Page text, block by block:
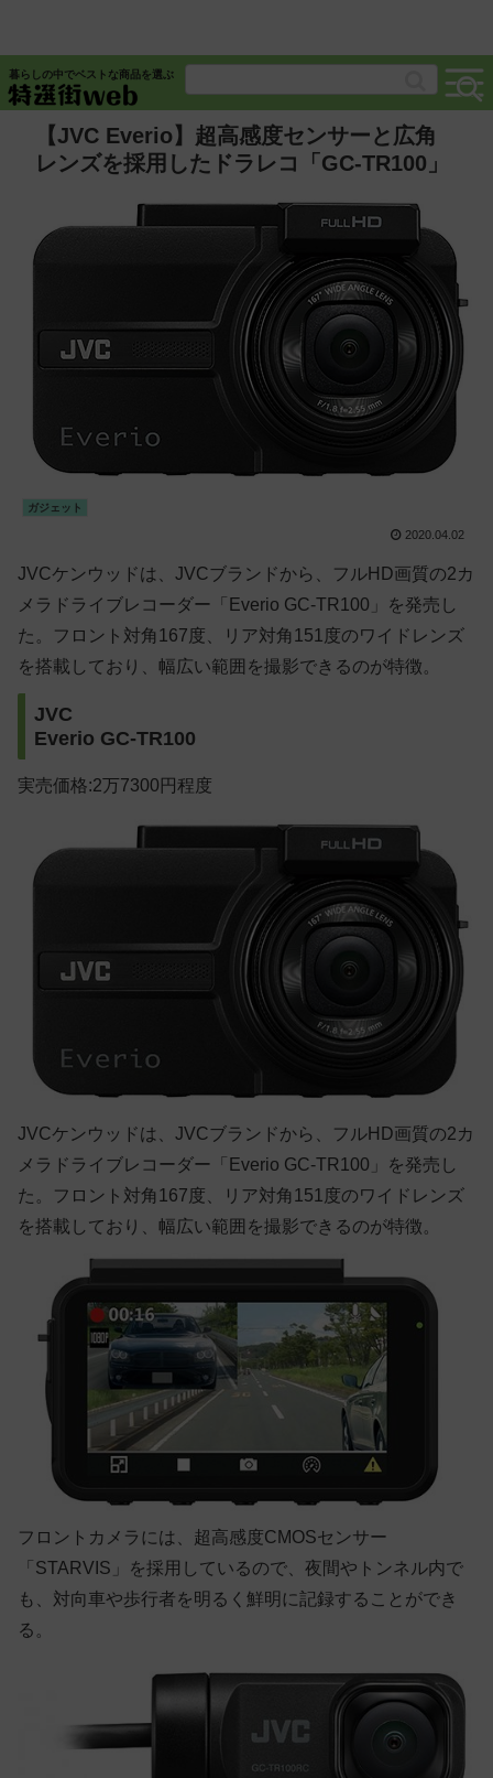
暮らしの中でベストな商品を選ぶ
【JVC Everio】超高感度センサーと広角
レンズを採用したドラレコ「GC-TR100」
ガジェット
2020.04.02
JVCケンウッドは、JVCブランドから、フルHD画質の2カ
メラドライブレコーダー「Everio GC-TR100」を発売し
た。フロント対角167度、リア対角151度のワイドレンズ
を搭載しており、幅広い範囲を撮影できるのが特徴。
JVC
Everio GC-TR100
実売価格:2万7300円程度
JVCケンウッドは、JVCブランドから、フルHD画質の2カ
メラドライブレコーダー「Everio GC-TR100」を発売し
た。フロント対角167度、リア対角151度のワイドレンズ
を搭載しており、幅広い範囲を撮影できるのが特徴。
フロントカメラには、超高感度CMOSセンサー
「STARVIS」を採用しているので、夜間やトンネル内で
も、対向車や歩行者を明るく鮮明に記録することができ
る。